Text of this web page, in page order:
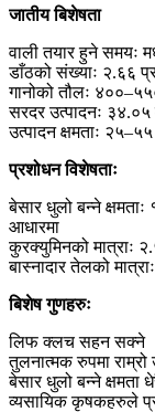
जातीय बिशेषता
वाली तयार हुने समयः
डाँठको संख्याः २.६६
गानोको तौलः
सरदर उत्पादनः
उत्पादन क्षमताः
प्रशोधन विशेषताः
बेसार धुलो बन्ने
आधारमा
कुरक्युमिनको मात्राः
बास्नादार तेलको
बिशेष गुणहरुः
लिफ क्लच सहन सक्ने
तुलनात्मक रुपमा राम्रो
बेसार धुलो बन्ने क्षमता
व्यसायिक कृषकहरुले